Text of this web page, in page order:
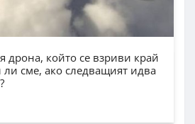
дрона, който се взриви край
ли сме, ако следващият идва